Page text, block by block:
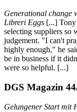
Generational change
Libreri Eggs [...] Tony
selecting suppliers so
judgement. "I can't
highly enough," he
be in business if it
were so helpful. [...]
DGS Magazin
Gelungener Start mit